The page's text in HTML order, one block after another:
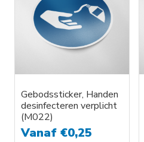
Gebodssticker, Handen
desinfecteren verplicht
(M022)
Vanaf €0,25